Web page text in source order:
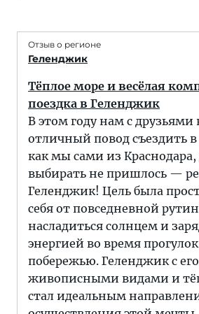
Отзыв о регионе
Геленджик
Тёплое море и весёлая
поездка в Геленджик
В этом году нам с друзьями
отличный повод съездить в
как мы сами из Краснодара,
выбирать не пришлось —
Геленджик! Цель была
себя от повседневной
насладиться солнцем и
энергией во время
побережью. Геленджик с его
живописными видами и
стал идеальным